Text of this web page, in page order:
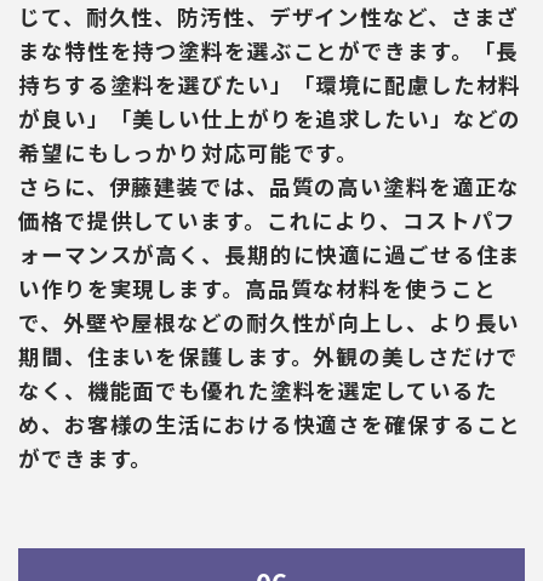
じて、耐久性、防汚性、デザイン性など、さまざ
まな特性を持つ塗料を選ぶことができます。「長
持ちする塗料を選びたい」「環境に配慮した材料
が良い」「美しい仕上がりを追求したい」などの
希望にもしっかり対応可能です。
さらに、伊藤建装では、品質の高い塗料を適正な
価格で提供しています。これにより、コストパフ
ォーマンスが高く、長期的に快適に過ごせる住ま
い作りを実現します。高品質な材料を使うこと
で、外壁や屋根などの耐久性が向上し、より長い
期間、住まいを保護します。外観の美しさだけで
なく、機能面でも優れた塗料を選定しているた
め、お客様の生活における快適さを確保すること
ができます。